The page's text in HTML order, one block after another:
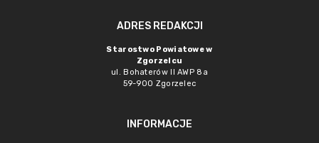
ADRES REDAKCJI
Starostwo Powiatowe w
Zgorzelcu
ul. Bohaterów II AWP 8a
59-900 Zgorzelec
INFORMACJE